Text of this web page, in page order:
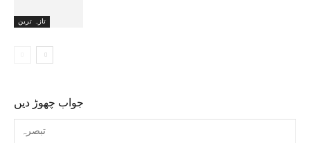
تازہ ترین
جواب چھوڑ دیں